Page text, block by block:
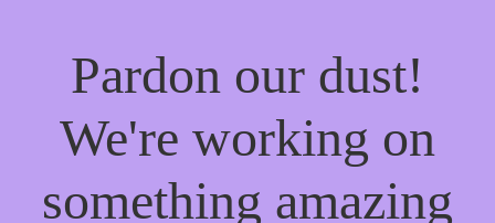
Pardon our dust!
We're working on
something amazing